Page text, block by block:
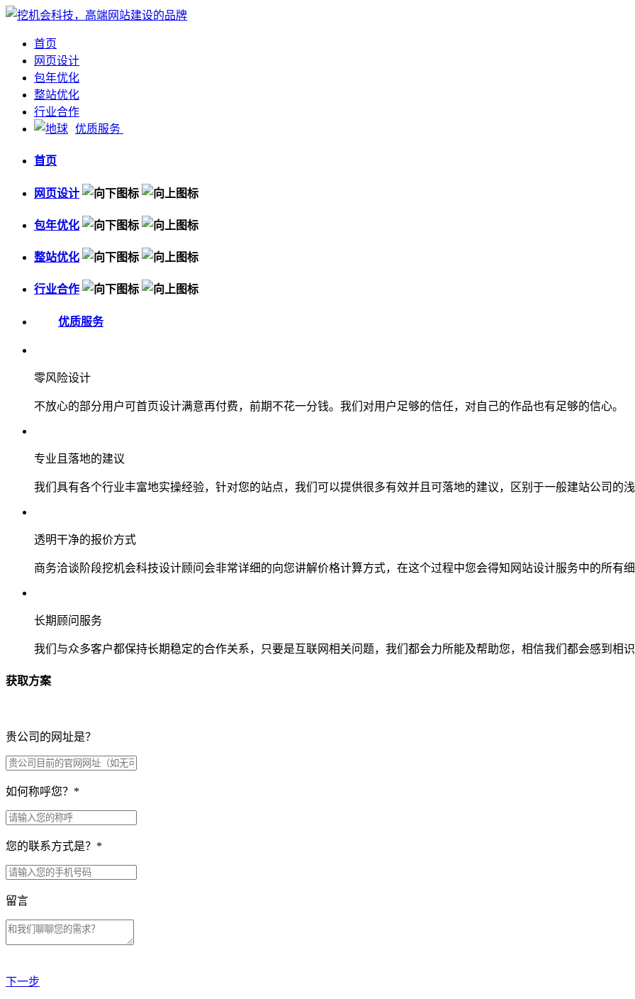
首页
网页设计
包年优化
整站优化
行业合作
优质服务
首页
网页设计
包年优化
整站优化
行业合作
优质服务
零风险设计
不放心的部分用户可首页设计满意再付费，前期不花一分钱。我们对用户足够的信任，对自己的作品也有足够的信心。
专业且落地的建议
我们具有各个行业丰富地实操经验，针对您的站点，我们可以提供很多有效并且可落地的建议，区别于一般建站公司的
透明干净的报价方式
商务洽谈阶段挖机会科技设计顾问会非常详细的向您讲解价格计算方式，在这个过程中您会得知网站设计服务中的所有
长期顾问服务
我们与众多客户都保持长期稳定的合作关系，只要是互联网相关问题，我们都会力所能及帮助您，相信我们都会感到相
获取方案
贵公司的网址是？
如何称呼您？ *
您的联系方式是？ *
留言
下一步